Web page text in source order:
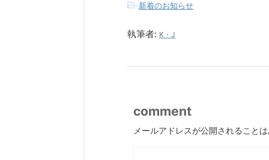
-新着のお知らせ
執筆者: K・J
comment
メールアドレスが公開されること